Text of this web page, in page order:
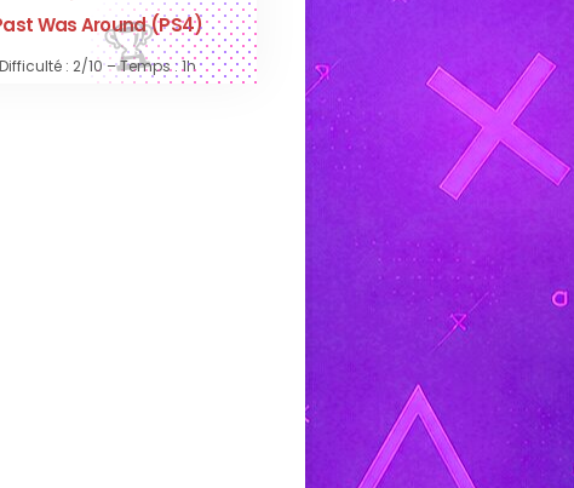
Was Around (PS4)
Difficulté : 2/10 – Temps : 1h